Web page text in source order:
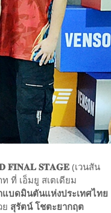
𝐅𝐈𝐍𝐀𝐋 𝐒𝐓𝐀𝐆𝐄(เวนสัน
ที่ เอ็มยู สเตเดียม
บดมินตันแห่งประเทศไทย
สุรัตน์ โชตะยากฤต